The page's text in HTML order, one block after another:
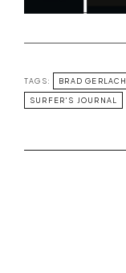
TAGS: BRAD GERLACH
SURFER'S JOURNAL